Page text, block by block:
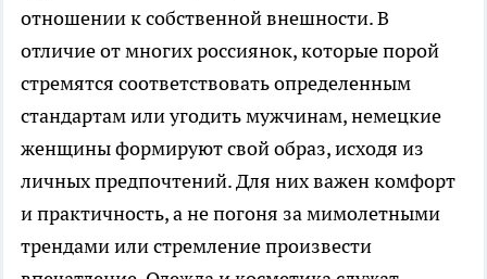
отношении к собственной внешности. В
отличие от многих россиянок, которые порой
стремятся соответствовать определенным
стандартам или угодить мужчинам, немецкие
женщины формируют свой образ, исходя из
личных предпочтений. Для них важен комфорт
и практичность, а не погоня за мимолетными
трендами или стремление произвести